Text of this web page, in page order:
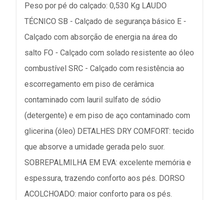
Peso por pé do calçado: 0,530 Kg LAUDO
TÉCNICO SB - Calçado de segurança básico E -
Calçado com absorção de energia na área do
salto FO - Calçado com solado resistente ao óleo
combustível SRC - Calçado com resistência ao
escorregamento em piso de cerâmica
contaminado com lauril sulfato de sódio
(detergente) e em piso de aço contaminado com
glicerina (óleo) DETALHES DRY COMFORT: tecido
que absorve a umidade gerada pelo suor.
SOBREPALMILHA EM EVA: excelente memória e
espessura, trazendo conforto aos pés. DORSO
ACOLCHOADO: maior conforto para os pés.